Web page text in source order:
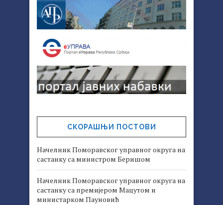
СКОРАШЊИ ПОСТОВИ
Начелник Поморавског управног округа на
састанку са министром Беришом
Начелник Поморавског управног округа на
састанку са премијером Мацутом и
министарком Пауновић